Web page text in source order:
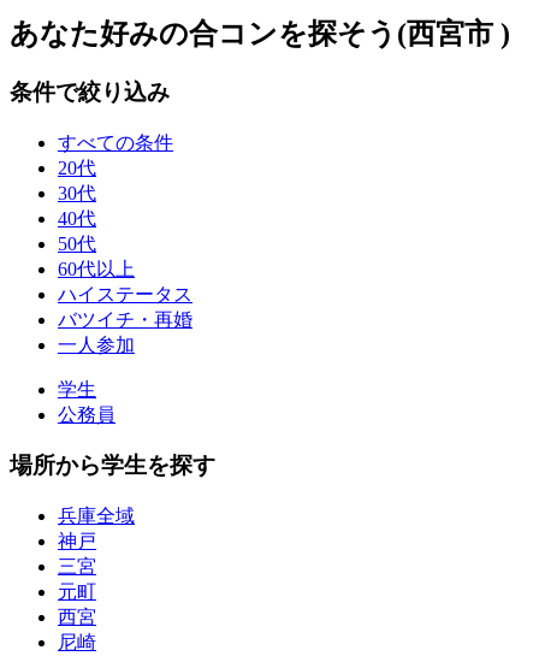
あなた好みの合コンを探そう(西宮市 )
条件で絞り込み
すべての条件
20代
30代
40代
50代
60代以上
ハイステータス
バツイチ・再婚
一人参加
学生
公務員
場所から学生を探す
兵庫全域
神戸
三宮
元町
西宮
尼崎